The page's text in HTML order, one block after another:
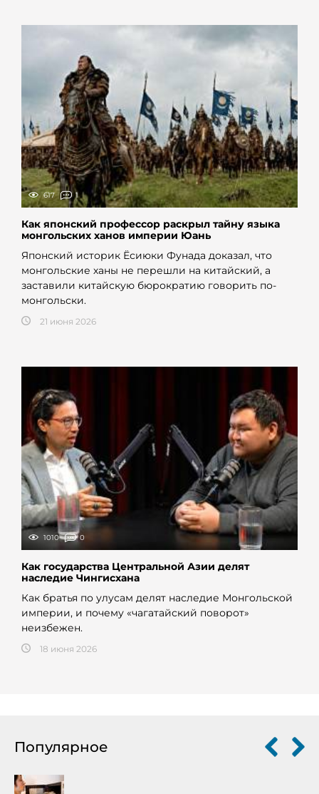
617 1
Как японский профессор раскрыл тайну языка
монгольских ханов империи Юань
Японский историк Ёсиюки Фунада доказал, что
монгольские ханы не перешли на китайский, а
заставили китайскую бюрократию говорить по-
монгольски.
21 июня 2026
1010 0
Как государства Центральной Азии делят
наследие Чингисхана
Как братья по улусам делят наследие Монгольской
империи, и почему «чагатайский поворот»
неизбежен.
18 июня 2026
Популярное